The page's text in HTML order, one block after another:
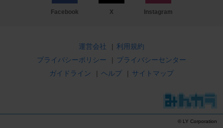
Facebook X Instagram
運営会社 | 利用規約
プライバシーポリシー
| プライバシーセンター
ガイドライン
| ヘルプ | サイトマップ
© LY Corporation